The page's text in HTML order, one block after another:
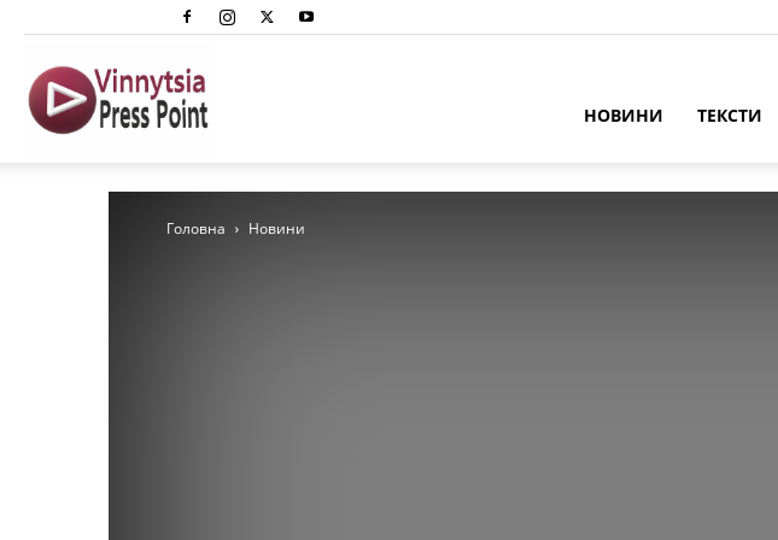
Преспоінт
НОВИНИ ТЕКСТИ
Головна Новини